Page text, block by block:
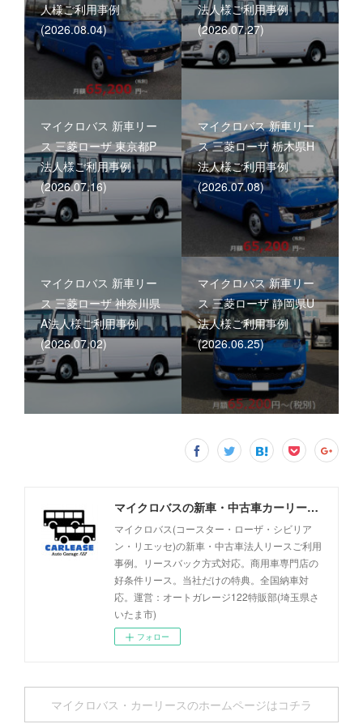
人様ご利用事例
(2026.08.04)
法人様ご利用事例
(2026.07.27)
マイクロバス 新車リー
ス 三菱ローザ 東京都P
法人様ご利用事例
(2026.07.16)
マイクロバス 新車リー
ス 三菱ローザ 栃木県H
法人様ご利用事例
(2026.07.08)
マイクロバス 新車リー
ス 三菱ローザ 神奈川県
A法人様ご利用事例
(2026.07.02)
マイクロバス 新車リー
ス 三菱ローザ 静岡県U
法人様ご利用事例
(2026.06.25)
マイクロバスの新車・中古車カーリース事例 - オートガレージ122
マイクロバス(コースター・ローザ・シビリア
ン・リエッセ)の新車・中古車法人リースご利用
事例。リースバック方式対応。商用車専門店の
好条件リース。当社だけの特典。全国納車対
応。運営：オートガレージ122特販部(埼玉県さ
いたま市)
フォロー
マイクロバス・カーリースのホームページはコチラ